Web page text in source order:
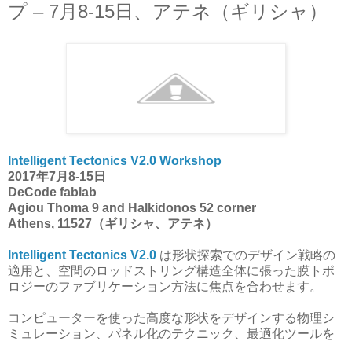
プ – 7月8-15日、アテネ（ギリシャ）
Intelligent Tectonics V2.0 Workshop
2017年7月8-15日
DeCode fablab
Agiou Thoma 9 and Halkidonos 52 corner
Athens, 11527（ギリシャ、アテネ）
Intelligent Tectonics V2.0 は形状探索でのデザイン戦略の
適用と、空間のロッドストリング構造全体に張った膜トポ
ロジーのファブリケーション方法に焦点を合わせます。
コンピューターを使った高度な形状をデザインする物理シ
ミュレーション、パネル化のテクニック、最適化ツールを